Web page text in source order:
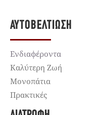
ΑΥΤΟΒΕΛΤΊΩΣΗ
Ενδιαφέροντα
Καλύτερη Ζωή
Μονοπάτια
Πρακτικές